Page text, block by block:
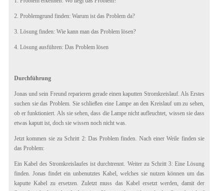
2. Problemgrund finden: Warum ist das Problem da?
3. Lösung finden: Wie kann man das Problem lösen?
4. Lösung ausführen: Das Problem lösen
Durchführung
Jonas und sein Freund reparieren gerade einen kaputten Stromkreislauf. Als Erstes
suchen sie das Problem. Sie schließen eine Lampe an den Kreislauf um zu sehen,
ob er funktioniert. Als sie sehen, dass die Lampe nicht aufleuchtet, wissen sie dass
etwas kaputt ist, doch sie wissen noch nicht was.
Jetzt kommen sie zu Schritt 2: Das Problem finden. Nach einer Weile finden sie
das Problem:
Ein Kabel des Stromkreislaufes ist durchtrennt. Weiter zu Schritt 3: Eine Lösung
finden. Jonas findet ein unbenutztes Kabel, welches sie nutzen können um das
kaputte Kabel zu ersetzen. Zuletzt muss das Kabel ersetzt werden, damit der